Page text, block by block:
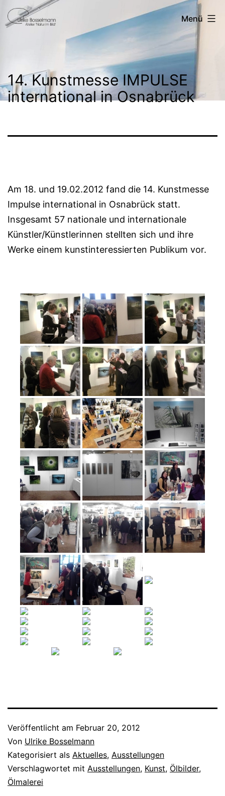
Zum
Inhalt
Ulrike
Menü
14. Kunstmesse IMPULSE
international in Osnabrück
Am 18. und 19.02.2012 fand die 14. Kunstmesse
Impulse international in Osnabrück statt.
Insgesamt 57 nationale und internationale
Künstler/Künstlerinnen stellten sich und ihre
Werke einem kunstinteressierten Publikum vor.
Veröffentlicht am Februar 20, 2012
Von Ulrike Bosselmann
Kategorisiert als Aktuelles, Ausstellungen
Verschlagwortet mit Ausstellungen, Kunst, Ölbilder,
Ölmalerei